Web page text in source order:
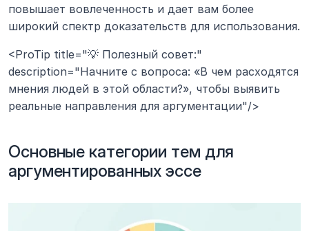
повышает вовлеченность и дает вам более
широкий спектр доказательств для использования.
<ProTip title="💡 Полезный совет:"
description="Начните с вопроса: «В чем расходятся
мнения людей в этой области?», чтобы выявить
реальные направления для аргументации"/>
Основные категории тем для
аргументированных эссе